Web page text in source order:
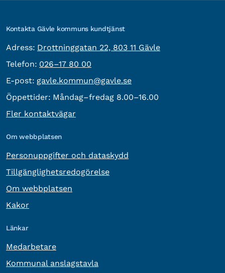
Kontakta Gävle kommuns kundtjänst
Adress: besöksadress:
Drottninggatan 22, 803 11 Gävle
Telefon: Telefon:
026–17 80 00
E-post: E-post:
gavle.kommun@gavle.se
Öppettider: Måndag–fredag 8.00–16.00
Fler kontaktvägar
Om webbplatsen
Personuppgifter och dataskydd
Tillgänglighetsredogörelse
Om webbplatsen
Kakor
Länkar
Medarbetare
Kommunal anslagstavla